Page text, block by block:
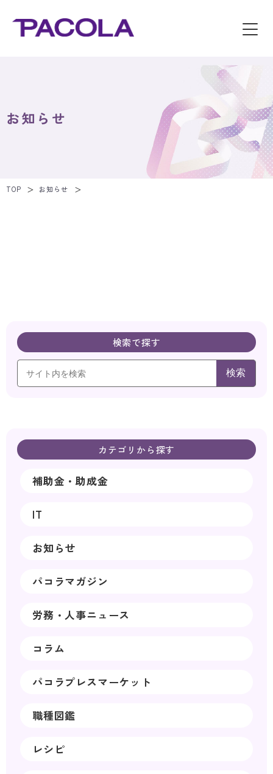
お知らせ
TOP お知らせ
検索で探す
検索
カテゴリから探す
補助金・助成金
IT
お知らせ
パコラマガジン
労務・人事ニュース
コラム
パコラプレスマーケット
職種図鑑
レシピ